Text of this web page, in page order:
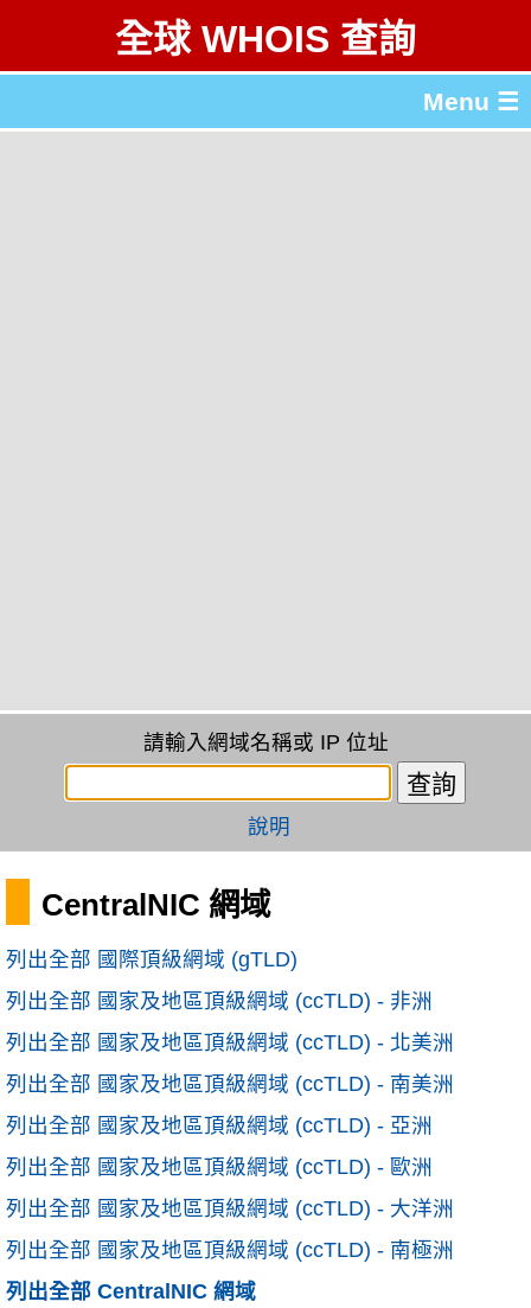
全球 WHOIS 查詢
Menu ☰
請輸入網域名稱或 IP 位址
說明
CentralNIC 網域
列出全部 國際頂級網域 (gTLD)
列出全部 國家及地區頂級網域 (ccTLD) - 非洲
列出全部 國家及地區頂級網域 (ccTLD) - 北美洲
列出全部 國家及地區頂級網域 (ccTLD) - 南美洲
列出全部 國家及地區頂級網域 (ccTLD) - 亞洲
列出全部 國家及地區頂級網域 (ccTLD) - 歐洲
列出全部 國家及地區頂級網域 (ccTLD) - 大洋洲
列出全部 國家及地區頂級網域 (ccTLD) - 南極洲
列出全部 CentralNIC 網域